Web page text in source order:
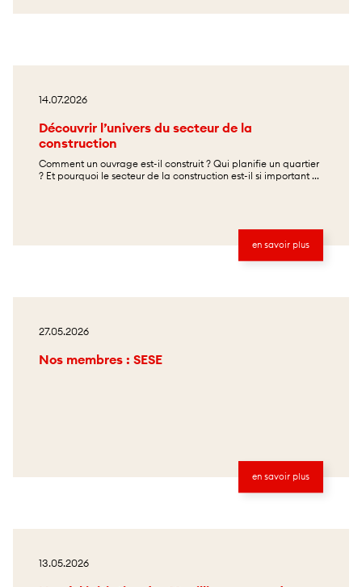
14.07.2026
Découvrir l’univers du secteur de la
construction
Comment un ouvrage est-il construit ? Qui planifie un quartier
? Et pourquoi le secteur de la construction est-il si important ...
en savoir plus
27.05.2026
Nos membres : SESE
en savoir plus
13.05.2026